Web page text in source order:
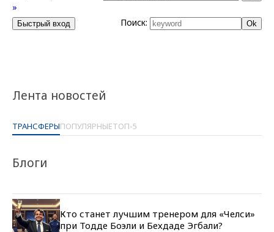
Лента новостей
ТРАНСФЕРЫПОПУЛЯРНЫЕТОП-5
Блоги
Кто станет лучшим тренером для «Челси»
при Тодде Боэли и Бехдаде Эгбали?
»
Поиск: